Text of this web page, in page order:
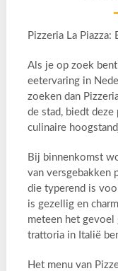
Pizzeria La
Als je op zoek
eetervaring in
zoeken dan
de stad, biedt deze
culinaire
Bij binnenkomst
van versgebakken
die typerend is
is gezellig en
meteen het
trattoria in Italië
Het menu van